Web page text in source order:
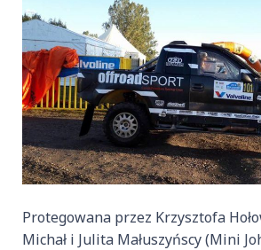
Protegowana przez Krzysztofa
Michał i Julita Małuszyńscy (Mini